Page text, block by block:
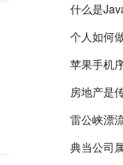
什么是
个人如何
苹果手机
房地产是
雷公峡漂
典当公司